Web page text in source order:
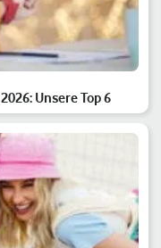
Unsere Top 6